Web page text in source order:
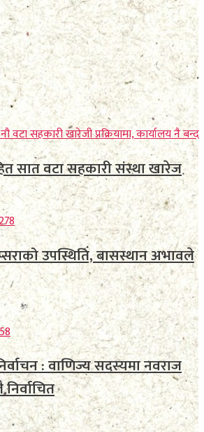
सात वटा सहकारी संस्था खारेज
उपस्थिति, बासस्थान अभावले
: वाणिज्य सदस्यमा नवराज